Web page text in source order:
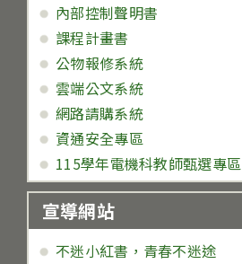
內部控制聲明書
課程計畫書
公物報修系統
雲端公文系統
網路請購系統
資通安全專區
115學年電機科教師甄選專區
宣導網站
不迷小紅書，青春不迷途